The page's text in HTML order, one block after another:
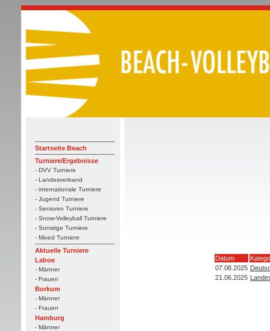
Startseite Beach
Turniere/Ergebnisse
- DVV Turniere
- Landesverband
- internationale Turniere
- Jugend Turniere
- Senioren Turniere
- Snow-Volleyball Turniere
- Sonstige Turniere
- Mixed Turniere
Aktuelle Turniere
Laboe
- Männer
- Frauen
Borkum
- Männer
- Frauen
Hamburg
- Männer
Datum
07.08.2025
21.06.2025